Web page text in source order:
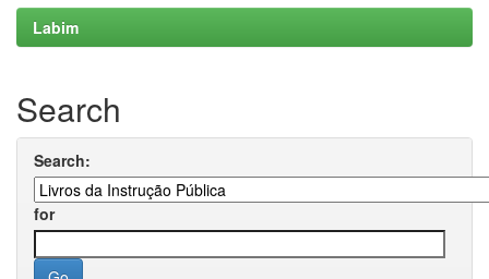
Labim
Search
Search:
for